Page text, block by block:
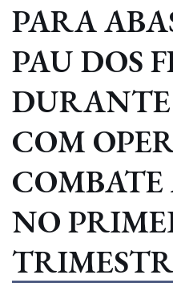
PARA
PAU DOS
COM
COMBATE
NO